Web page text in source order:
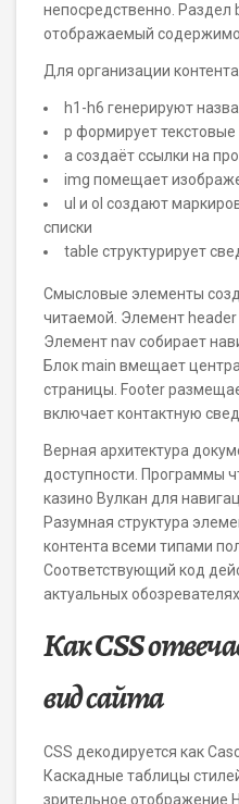
непосредственно. Раздел
отображаемый
Для организации
h1-h6 генерируют
p формирует
a создаёт ссылки на
img помещает
ul и ol создают
списки
table структурирует
Смысловые элементы
читаемой. Элемент header
Элемент nav собирает
Блок main вмещает
страницы. Footer
включает контактную
Верная архитектура
доступности. Программы
казино Вулкан для
Разумная структура
контента всеми типами
Соответствующий код
актуальных обозревателях.
Как CSS
вид сайта
CSS декодируется как
Каскадные таблицы
зрительное отображение